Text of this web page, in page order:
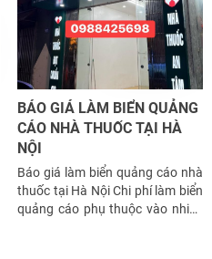
BÁO GIÁ LÀM BIỂN QUẢNG
CÁO NHÀ THUỐC TẠI HÀ
NỘI
Báo giá làm biển quảng cáo nhà
thuốc tại Hà Nội Chi phí làm biển
quảng cáo phụ thuộc vào nhiều